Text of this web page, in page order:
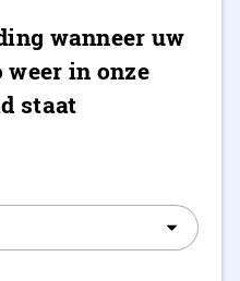
wanneer uw
weer in onze
staat